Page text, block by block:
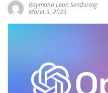
Raymond Leon Sembiring
Maret 3, 2023